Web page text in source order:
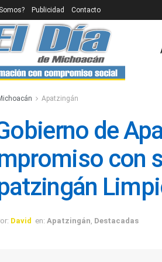
Publicidad Contacto
Apatzingán
de
con
David en: Apatzingán Destacadas